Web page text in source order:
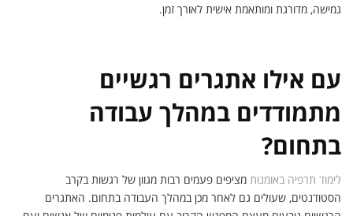
גמישה, מדורגת ומותאמת אישית לאורך זמן.
עם אילו אתגרים רגשיים
מתמודדים במהלך עבודה
בתחום?
לימוד תרפיה באומנות מציפים פעמים רבות מגוון של רגשות בקרב
הסטודנטים, שעולים גם לאחר מכן במהלך העבודה בתחום. האתגרים